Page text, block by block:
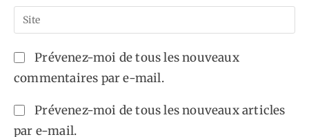
comment
email
address
comment
Saisir
l’URL
votre
site
Prévenez-moi de tous les nouveaux
commentaires par e-mail.
Prévenez-moi de tous les nouveaux articles
par e-mail.